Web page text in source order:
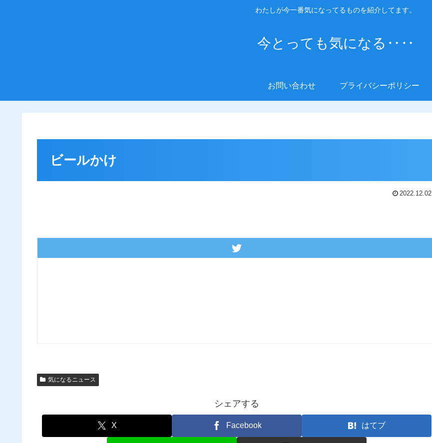
わたしが今一番気になってるものを紹介してます。
今とっても気になる‥‥
お問い合わせ プライバシーポリシー
ビールかけ
2022.12.02
気になるニュース
シェアする
X Facebook はてブ